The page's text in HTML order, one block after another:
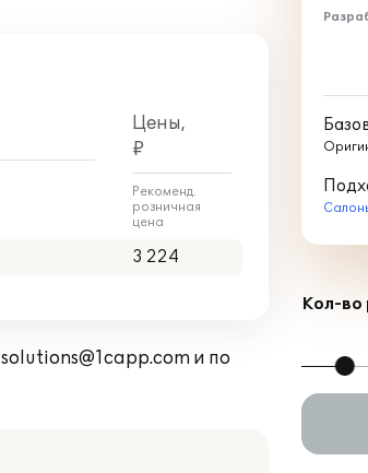
Цены,
₽
Рекоменд.
розничная
цена
3 224
solutions@1capp.com и по
Кол-во